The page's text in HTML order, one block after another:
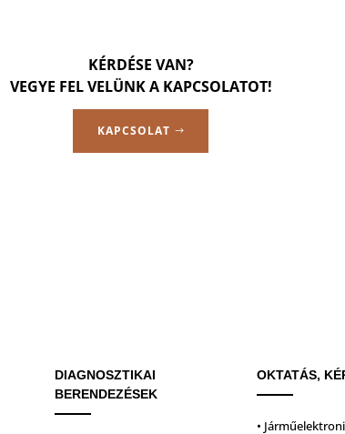
KÉRDÉSE VAN?
VEGYE FEL VELÜNK A KAPCSOLATOT!
KAPCSOLAT
DIAGNOSZTIKAI
BERENDEZÉSEK
OKTATÁS,
•